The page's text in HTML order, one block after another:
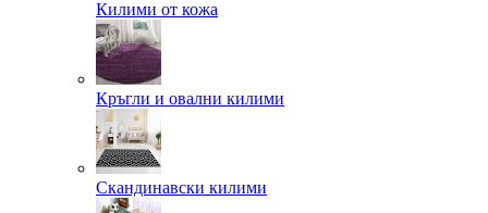
Килими от кожа
Кръгли и овални килими
Скандинавски килими